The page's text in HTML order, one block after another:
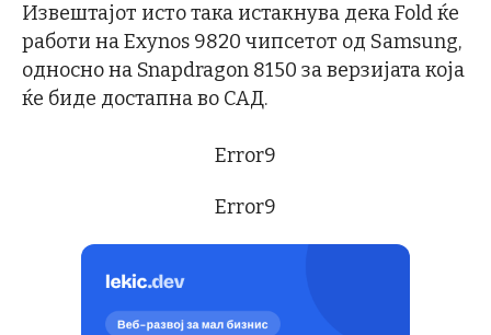
Извештајот исто така истакнува дека Fold ќе
работи на Exynos 9820 чипсетот од Samsung,
односно на Snapdragon 8150 за верзијата која
ќе биде достапна во САД.
Error9
Error9